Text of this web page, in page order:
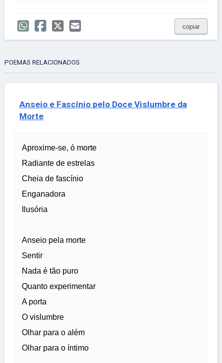
copiar
POEMAS RELACIONADOS
Anseio e Fascínio pelo Doce Vislumbre da
Morte
Aproxime-se, ó morte
Radiante de estrelas
Cheia de fascínio
Enganadora
Ilusória
Anseio pela morte
Sentir
Nada é tão puro
Quanto experimentar
A porta
O vislumbre
Olhar para o além
Olhar para o íntimo